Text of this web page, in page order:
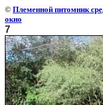
© Племенной питомник
окно
7